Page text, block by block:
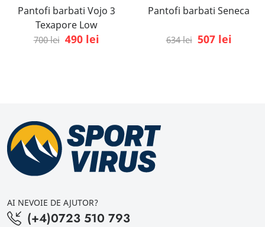
Pantofi barbati Vojo 3
Texapore Low
700 lei 490 lei
Pantofi barbati Seneca
634 lei 507 lei
AI NEVOIE DE AJUTOR?
(+4)0723 510 793